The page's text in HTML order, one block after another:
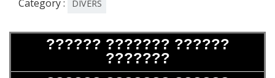
Category : DIVERS
?????? ??????? ??????
???????